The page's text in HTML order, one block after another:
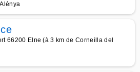
66200 Elne (à 3 km de Corneilla del